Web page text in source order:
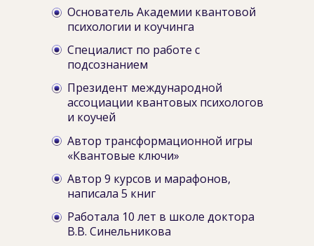
Президент международной
ассоциации квантовых психологов
и коучей
Автор 9 курсов и марафонов,
написала 5 книг
Работала 10 лет в школе доктора
В.В. Синельникова
Автор трансформационной игры
«Квантовые ключи»
Специалист по работе с
подсознанием
Основатель Академии квантовой
психологии и коучинга